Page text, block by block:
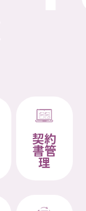
契約
書管
理